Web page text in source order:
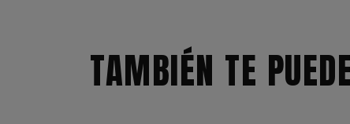
TAMBIÉN TE